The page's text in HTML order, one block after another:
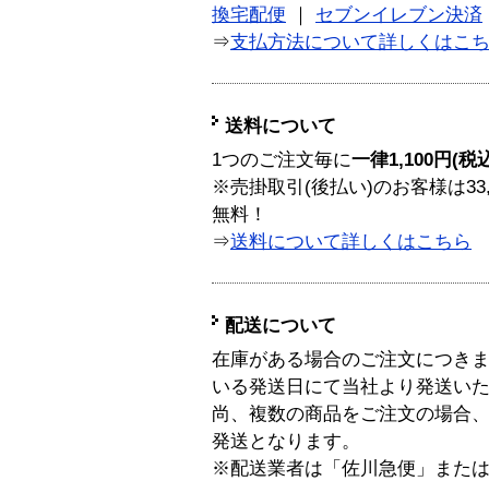
換宅配便
セブンイレブン決済
⇒支払方法について詳しくはこ
送料について
1つのご注文毎に一律1,100円(税
※売掛取引(後払い)のお客様は
無料！
⇒送料について詳しくはこちら
配送について
在庫がある場合のご注文につき
いる発送日にて当社より発送い
尚、複数の商品をご注文の場合
発送となります。
※配送業者は「佐川急便」また